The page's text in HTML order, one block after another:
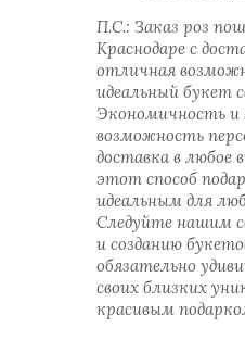
П.С.: Заказ роз
Краснодаре с
отличная
идеальный букет
Экономичность и
возможность
доставка в любое
этот способ
идеальным для
Следуйте нашим
и созданию
обязательно
своих близких
красивым